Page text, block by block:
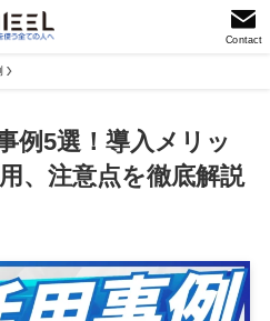
Contact
例5選！導入メリッ
、注意点を徹底解説